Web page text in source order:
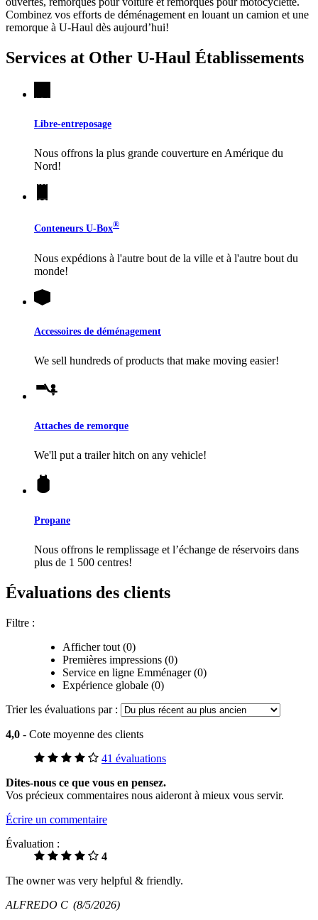
Combinez vos efforts de déménagement en louant un camion et une
remorque à U-Haul dès aujourd’hui!
Services at Other U-Haul Établissements
Libre-entreposage
Nous offrons la plus grande couverture en Amérique du
Nord!
Conteneurs U-Box®
Nous expédions à l'autre bout de la ville et à l'autre bout du
monde!
Accessoires de déménagement
We sell hundreds of products that make moving easier!
Attaches de remorque
We'll put a trailer hitch on any vehicle!
Propane
Nous offrons le remplissage et l’échange de réservoirs dans
plus de 1 500 centres!
Évaluations des clients
Filtre :
Afficher tout (0)
Premières impressions (0)
Service en ligne Emménager (0)
Expérience globale (0)
Trier les évaluations par :
4,0 - Cote moyenne des clients
41 évaluations
Dites-nous ce que vous en pensez.
Vos précieux commentaires nous aideront à mieux vous servir.
Écrire un commentaire
Évaluation :
4
The owner was very helpful & friendly.
ALFREDO C (8/5/2026)